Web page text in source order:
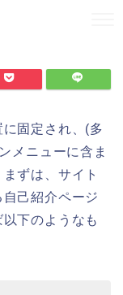
固定され、(多
メニューに含ま
ずは、サイト
己紹介ページ
下のようなも